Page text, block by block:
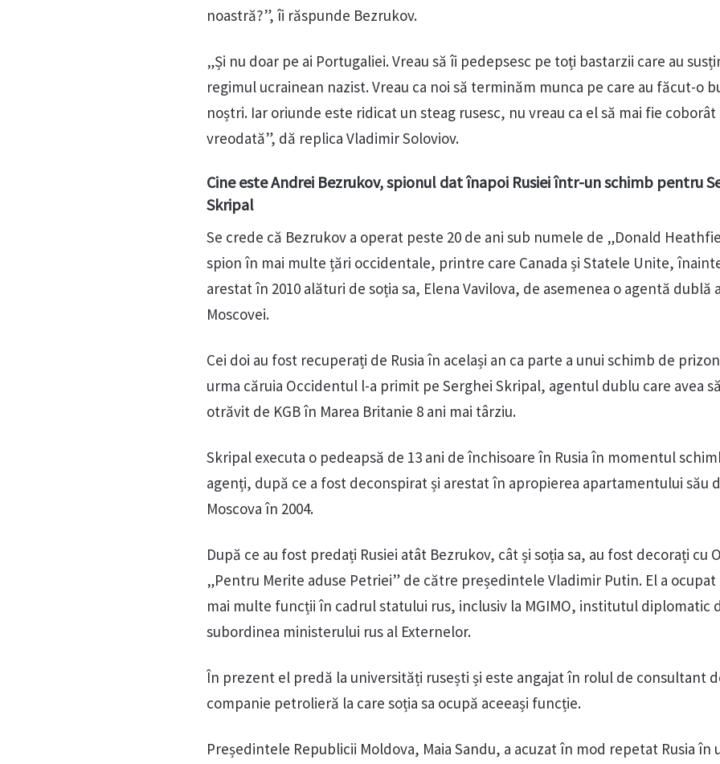
noastră?”, îi răspunde Bezrukov.
„Și nu doar pe ai Portugaliei. Vreau să îi pedepsesc pe toți bastarzii care au
regimul ucrainean nazist. Vreau ca noi să terminăm munca pe care au făcut-o
noștri. Iar oriunde este ridicat un steag rusesc, nu vreau ca el să mai fie coborât
vreodată”, dă replica Vladimir Soloviov.
Cine este Andrei Bezrukov, spionul dat înapoi Rusiei într-un schimb pentru
Skripal
Se crede că Bezrukov a operat peste 20 de ani sub numele de „Donald
spion în mai multe țări occidentale, printre care Canada și Statele Unite,
arestat în 2010 alături de soția sa, Elena Vavilova, de asemenea o agentă dublă a
Moscovei.
Cei doi au fost recuperați de Rusia în același an ca parte a unui schimb de
urma căruia Occidentul l-a primit pe Serghei Skripal, agentul dublu care avea
otrăvit de KGB în Marea Britanie 8 ani mai târziu.
Skripal executa o pedeapsă de 13 ani de închisoare în Rusia în momentul
agenți, după ce a fost deconspirat și arestat în apropierea apartamentului său
Moscova în 2004.
După ce au fost predați Rusiei atât Bezrukov, cât și soția sa, au fost decorați cu
„Pentru Merite aduse Petriei” de către președintele Vladimir Putin. El a
mai multe funcții în cadrul statului rus, inclusiv la MGIMO, institutul diplomatic
subordinea ministerului rus al Externelor.
În prezent el predă la universități rusești și este angajat în rolul de consultant
companie petrolieră la care soția sa ocupă aceeași funcție.
Președintele Republicii Moldova, Maia Sandu, a acuzat în mod repetat Rusia în